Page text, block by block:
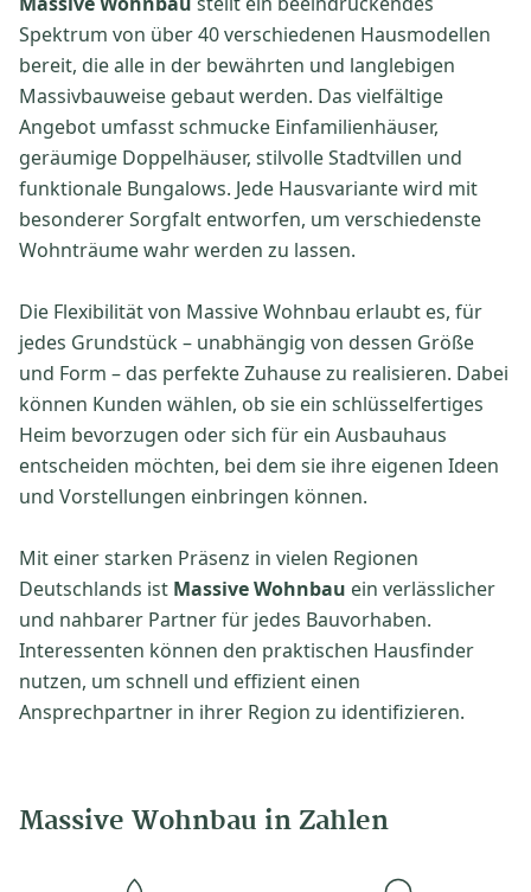
Spektrum von über 40 verschiedenen Hausmodellen
bereit, die alle in der bewährten und langlebigen
Massivbauweise gebaut werden. Das vielfältige
Angebot umfasst schmucke Einfamilienhäuser,
geräumige Doppelhäuser, stilvolle Stadtvillen und
funktionale Bungalows. Jede Hausvariante wird mit
besonderer Sorgfalt entworfen, um verschiedenste
Wohnträume wahr werden zu lassen.
Die Flexibilität von Massive Wohnbau erlaubt es, für
jedes Grundstück – unabhängig von dessen Größe
und Form – das perfekte Zuhause zu realisieren. Dabei
können Kunden wählen, ob sie ein schlüsselfertiges
Heim bevorzugen oder sich für ein Ausbauhaus
entscheiden möchten, bei dem sie ihre eigenen Ideen
und Vorstellungen einbringen können.
Mit einer starken Präsenz in vielen Regionen
Deutschlands ist Massive Wohnbau ein verlässlicher
und nahbarer Partner für jedes Bauvorhaben.
Interessenten können den praktischen Hausfinder
nutzen, um schnell und effizient einen
Ansprechpartner in ihrer Region zu identifizieren.
Massive Wohnbau in Zahlen